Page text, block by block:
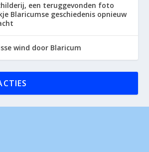
een teruggevonden foto
Blaricumse geschiedenis opnieuw
wind door Blaricum